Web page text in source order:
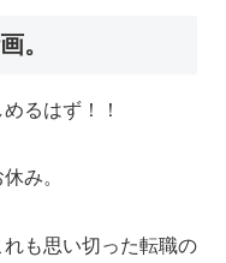
。
るはず！！
み。
も思い切った転職の